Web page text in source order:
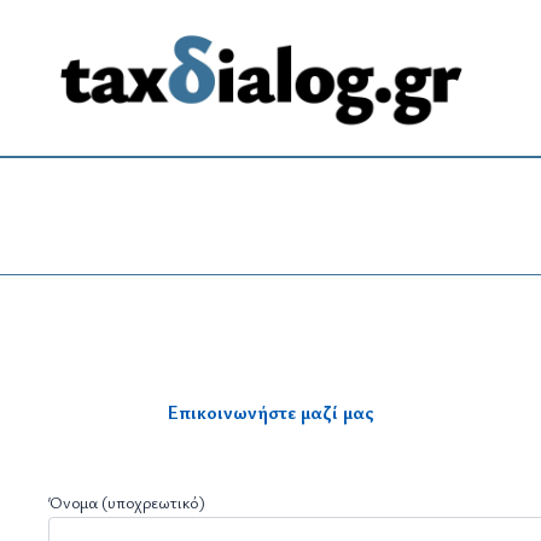
Επικοινωνήστε μαζί μας
Όνομα (υποχρεωτικό)